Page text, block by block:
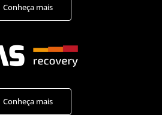
Conheça mais
Conheça mais